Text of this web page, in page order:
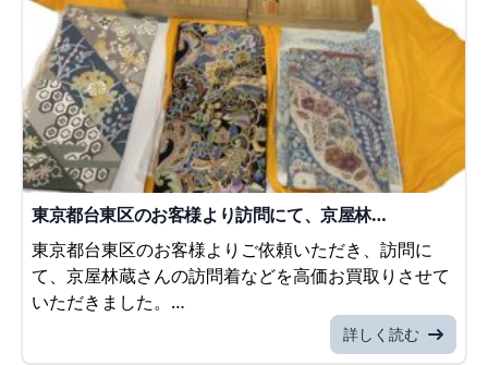
東京都台東区のお客様より訪問にて、京屋林…
東京都台東区のお客様よりご依頼いただき、訪問に
て、京屋林蔵さんの訪問着などを高価お買取りさせて
いただきました。…
詳しく読む